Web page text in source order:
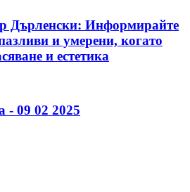
Дърленски: Информирайте
и умерени, когато
и естетика
- 09 02 2025